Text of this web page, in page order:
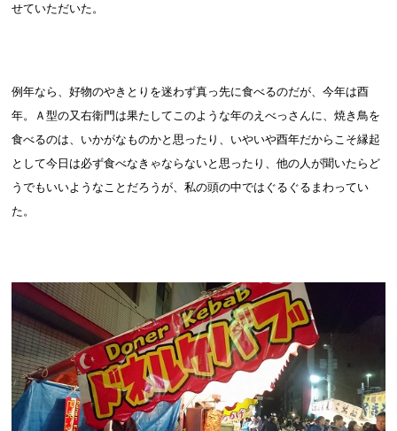
せていただいた。
例年なら、好物のやきとりを迷わず真っ先に食べるのだが、今年は酉
年。Ａ型の又右衛門は果たしてこのような年のえべっさんに、焼き鳥を
食べるのは、いかがなものかと思ったり、いやいや酉年だからこそ縁起
として今日は必ず食べなきゃならないと思ったり、他の人が聞いたらど
うでもいいようなことだろうが、私の頭の中ではぐるぐるまわってい
た。